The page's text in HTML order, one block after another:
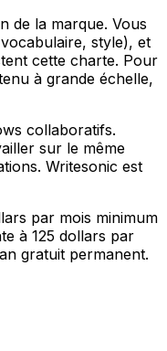
de la marque. Vous
style), et
cette charte. Pour
à grande échelle,
collaboratifs.
sur le même
Writesonic est
par mois minimum
à 125 dollars par
gratuit permanent.